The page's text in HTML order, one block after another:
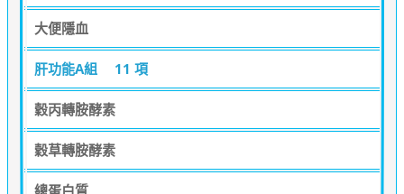
大便隱血
肝功能A組 11 項
穀丙轉胺酵素
穀草轉胺酵素
總蛋白質